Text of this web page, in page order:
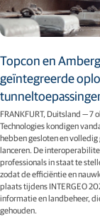
Topcon en
geïntegreerde
FRANKFURT, Duitsland — 7
Technologies kondigen
hebben gesloten en
lanceren. De
professionals in staat te
zodat de efficiëntie en
plaats tijdens INTERGEO
informatie en landbeheer,
gehouden.